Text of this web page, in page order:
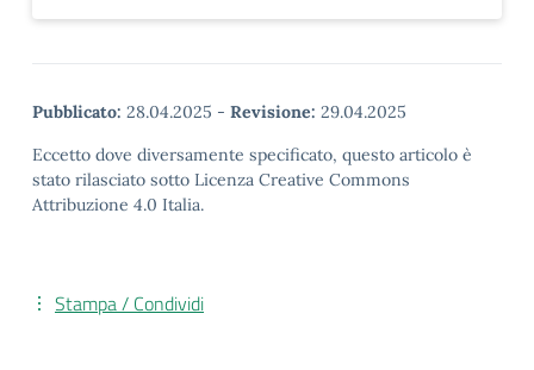
Pubblicato: 28.04.2025 - Revisione: 29.04.2025
Eccetto dove diversamente specificato, questo articolo è
stato rilasciato sotto Licenza Creative Commons
Attribuzione 4.0 Italia.
Stampa / Condividi